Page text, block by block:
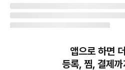
앱으로 하면
등록, 찜, 결제